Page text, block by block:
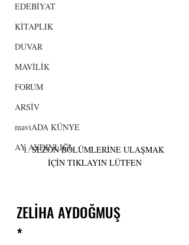
EDEBİYAT
KİTAPLIK
DUVAR
MAVİLİK
FORUM
ARSİV
maviADA KÜNYE
AY AYDINLIĞI
1. SEZON BÖLÜMLERİNE ULAŞMAK
İÇİN TIKLAYIN LÜTFEN
ZELİHA AYDOĞMUŞ
*